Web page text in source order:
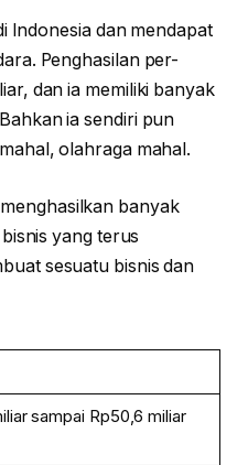
Indonesia dan mendapat
Penghasilan per-
dan ia memiliki banyak
ia sendiri pun
olahraga mahal.
banyak
yang terus
sesuatu bisnis dan
sampai Rp50,6 miliar